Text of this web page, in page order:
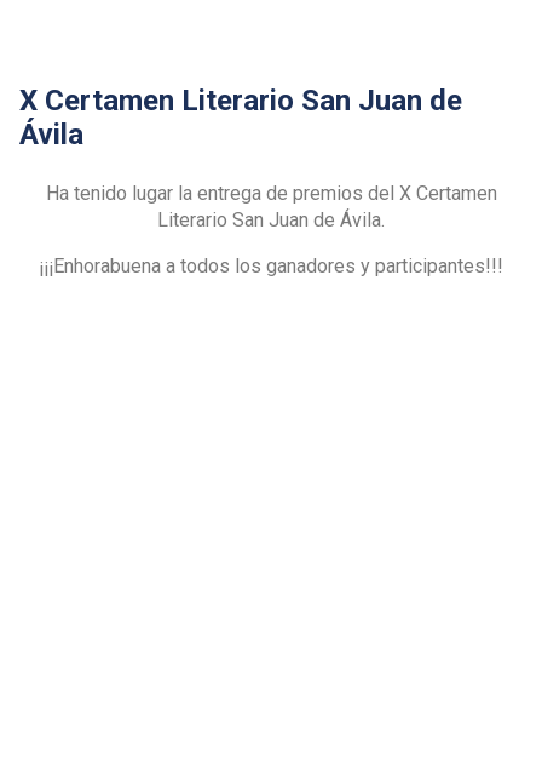
X Certamen Literario San Juan de
Ávila
Ha tenido lugar la entrega de premios del X Certamen
Literario San Juan de Ávila.
¡¡¡Enhorabuena a todos los ganadores y participantes!!!